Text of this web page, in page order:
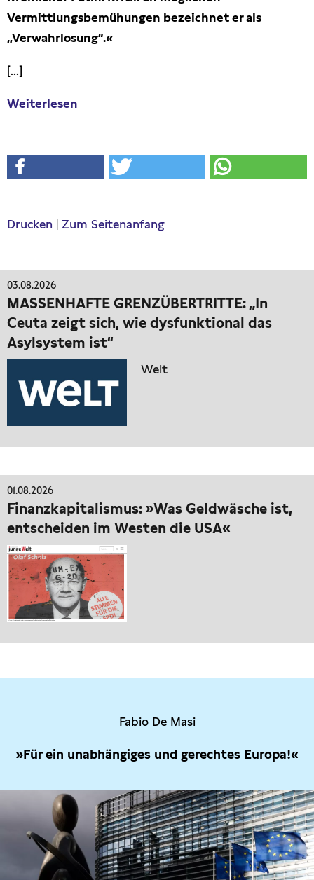
Vermittlungsbemühungen bezeichnet er als
„Verwahrlosung“.«
[...]
Weiterlesen
Drucken Zum Seitenanfang
03.08.2026
MASSENHAFTE GRENZÜBERTRITTE: „In
Ceuta zeigt sich, wie dysfunktional das
Asylsystem ist“
Welt
01.08.2026
Finanzkapitalismus: »Was Geldwäsche ist,
entscheiden im Westen die USA«
Fabio De Masi
»Für ein unabhängiges und gerechtes Europa!«